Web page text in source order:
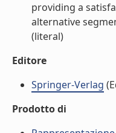
providing a
alternative
(literal)
Editore
Springer-Verlag
Prodotto di